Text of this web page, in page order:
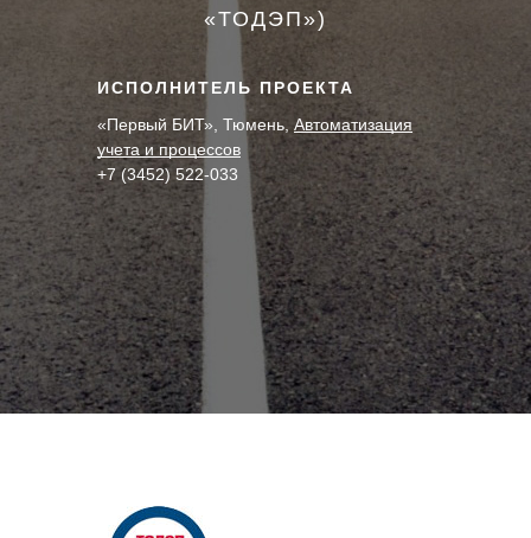
«ТОДЭП»)
ИСПОЛНИТЕЛЬ ПРОЕКТА
«Первый БИТ», Тюмень, Автоматизация
учета и процессов
+7 (3452) 522-033